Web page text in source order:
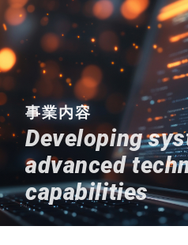
事業内容
Developing
advanced
capabilities